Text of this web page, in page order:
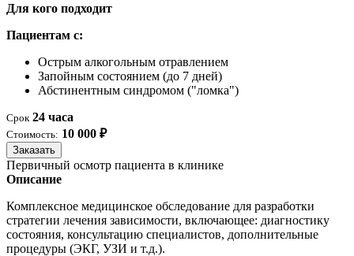
Для кого подходит
Пациентам с:
Острым алкогольным отравлением
Запойным состоянием (до 7 дней)
Абстинентным синдромом ("ломка")
Срок 24 часа
Стоимость: 10 000 ₽
Заказать
Первичный осмотр пациента в клинике
Описание
Комплексное медицинское обследование для разработки
стратегии лечения зависимости, включающее: диагностику
состояния, консультацию специалистов, дополнительные
процедуры (ЭКГ, УЗИ и т.д.).